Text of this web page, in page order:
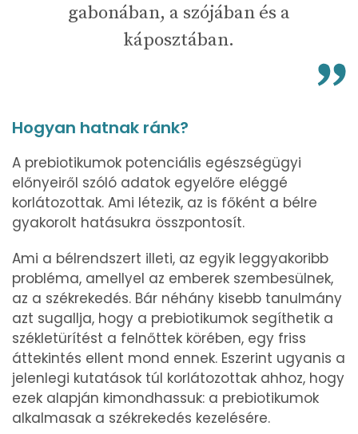
gabonában, a szójában és a
káposztában.
Hogyan hatnak ránk?
A prebiotikumok potenciális egészségügyi
előnyeiről szóló adatok egyelőre eléggé
korlátozottak. Ami létezik, az is főként a bélre
gyakorolt hatásukra összpontosít.
Ami a bélrendszert illeti, az egyik leggyakoribb
probléma, amellyel az emberek szembesülnek,
az a székrekedés. Bár néhány kisebb tanulmány
azt sugallja, hogy a prebiotikumok segíthetik a
székletürítést a felnőttek körében, egy friss
áttekintés ellent mond ennek. Eszerint ugyanis a
jelenlegi kutatások túl korlátozottak ahhoz, hogy
ezek alapján kimondhassuk: a prebiotikumok
alkalmasak a székrekedés kezelésére.